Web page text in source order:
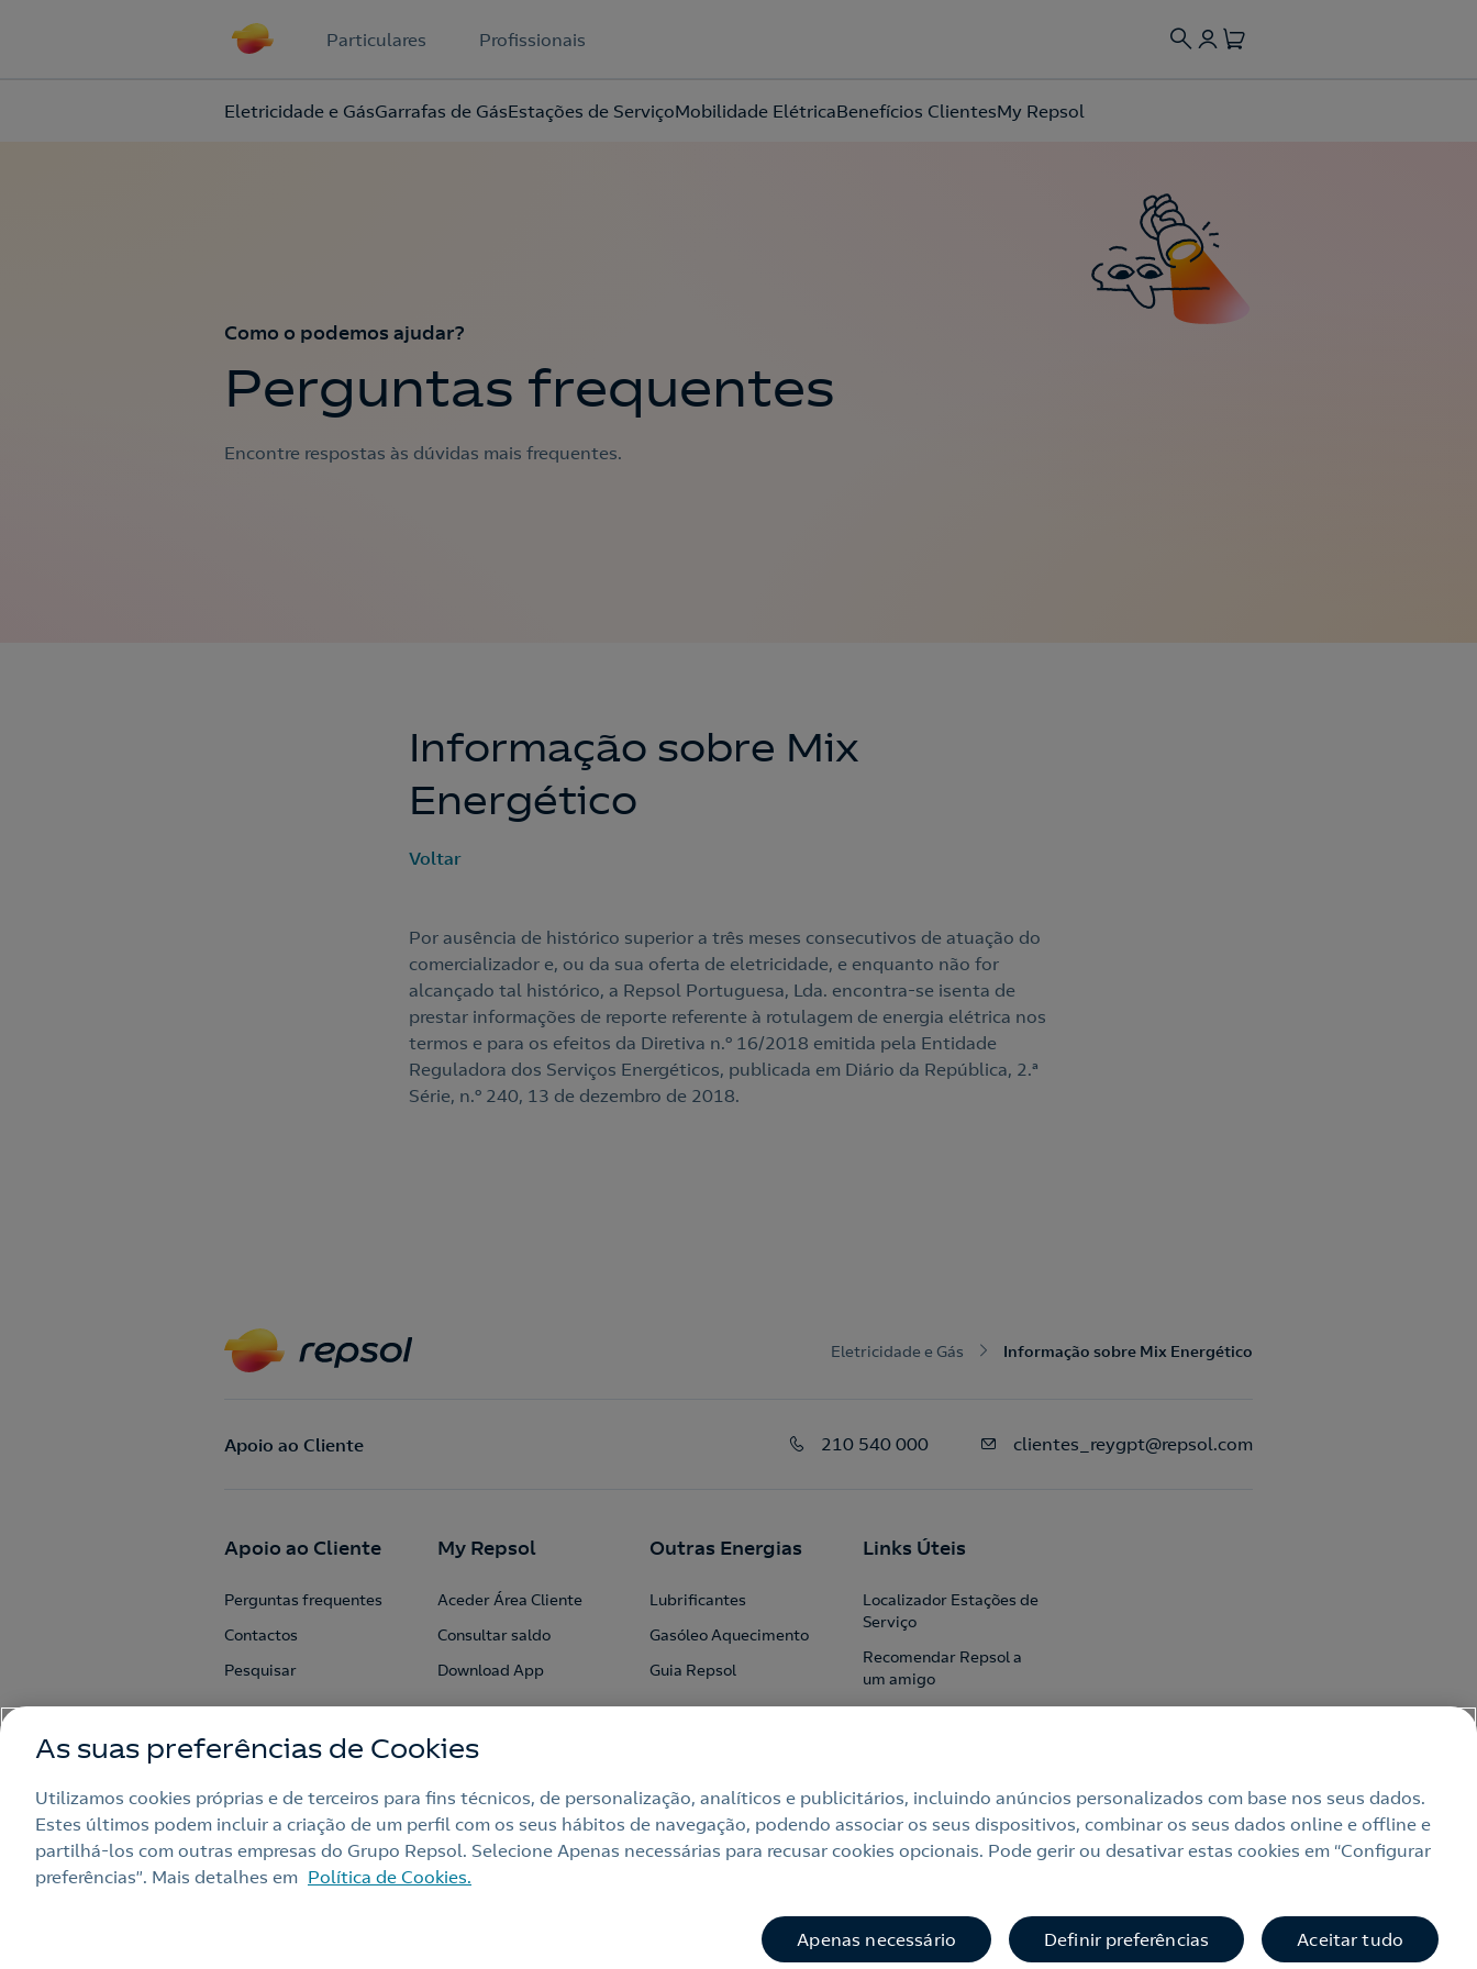
Particulares Profissionais
Eletricidade e GásGarrafas de GásEstações de ServiçoMobilidade ElétricaBenefícios ClientesMy Repsol
Acepto la política de protección de datos.
Como o podemos ajudar?
Perguntas frequentes
Encontre respostas às dúvidas mais frequentes.
Informação sobre Mix
Energético
Voltar
Por ausência de histórico superior a três meses consecutivos de atuação do
comercializador e, ou da sua oferta de eletricidade, e enquanto não for
alcançado tal histórico, a Repsol Portuguesa, Lda. encontra-se isenta de
prestar informações de reporte referente à rotulagem de energia elétrica nos
termos e para os efeitos da Diretiva n.º 16/2018 emitida pela Entidade
Reguladora dos Serviços Energéticos, publicada em Diário da República, 2.ª
Série, n.º 240, 13 de dezembro de 2018.
Eletricidade e Gás Informação sobre Mix Energético
Apoio ao Cliente 210 540 000 clientes_reygpt@repsol.com
Apoio ao Cliente
Perguntas frequentes
Contactos
Pesquisar
My Repsol
Aceder Área Cliente
Consultar saldo
Download App
Outras Energias
Lubrificantes
Gasóleo Aquecimento
Guia Repsol
Links Úteis
Localizador Estações de
Serviço
Recomendar Repsol a
um amigo
Nota legal Política de privacidade
Canal de Ética e Conformidade
As suas preferências de Cookies
Utilizamos cookies próprias e de terceiros para fins técnicos, de personalização, analíticos e publicitários, incluindo anúncios personalizados com base nos seus dados.
Estes últimos podem incluir a criação de um perfil com os seus hábitos de navegação, podendo associar os seus dispositivos, combinar os seus dados online e offline e
partilhá‑los com outras empresas do Grupo Repsol. Selecione Apenas necessárias para recusar cookies opcionais. Pode gerir ou desativar estas cookies em “Configurar
preferências”. Mais detalhes em Política de Cookies.
Definir preferências
Apenas necessário Aceitar tudo